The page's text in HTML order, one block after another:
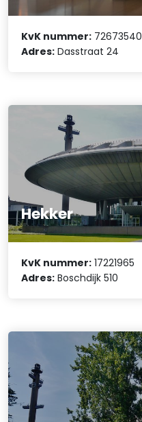
KvK nummer: 72673540
Adres: Dasstraat 24
Hekker
KvK nummer: 17221965
Adres: Boschdijk 510